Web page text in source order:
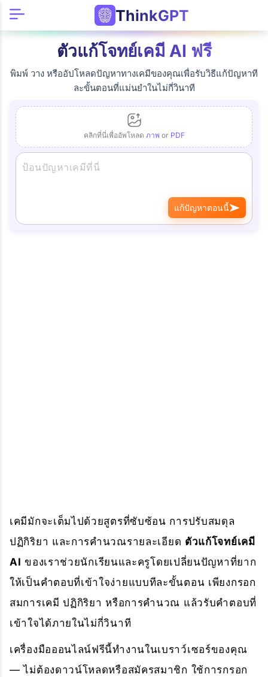
ThinkGPT
ตัวแก้โจทย์เคมี AI ฟรี
พิมพ์ วาง หรืออัปโหลดปัญหาทางเคมีของคุณเพื่อรับวิธีแก้ปัญหาที
ละขั้นตอนที่แม่นยำในไม่กี่วินาที
คลิกที่นี่เพื่ออัพโหลด ภาพ or PDF
แก้ปัญหาตอนนี้
เคมีมักจะเต็มไปด้วยสูตรที่ซับซ้อน การปรับสมดุล
ปฏิกิริยา และการคำนวณรายละเอียด ตัวแก้โจทย์เคมี
AI ของเราช่วยนักเรียนและครูโดยเปลี่ยนปัญหาที่ยาก
ให้เป็นคำตอบที่เข้าใจง่ายแบบทีละขั้นตอน เพียงกรอก
สมการเคมี ปฏิกิริยา หรือการคำนวณ แล้วรับคำตอบที่
เข้าใจได้ภายในไม่กี่วินาที
เครื่องมือออนไลน์ฟรีนี้ทำงานในเบราว์เซอร์ของคุณ
— ไม่ต้องดาวน์โหลดหรือสมัครสมาชิก ใช้การกรอก